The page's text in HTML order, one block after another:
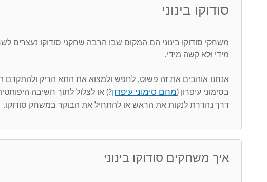
סודוקו בינוני
משחקי סודוקו בינוני הם המקום שבו הרבה שחקני סודוקו נעצרים
מידי ולא קשה מידי.
אנחנו אוהבים את זה פשוט, לחפש ולמצוא את התא הריק ולהתקדם
בסימוני עיפרון (מהם סימוני עיפרון?) או לצלול לתוך חשיבה
דרך נהדרת לנקות את הראש או להתחיל את הבוקר במשחק סודוקו.
איך משחקים סודוקו בינוני